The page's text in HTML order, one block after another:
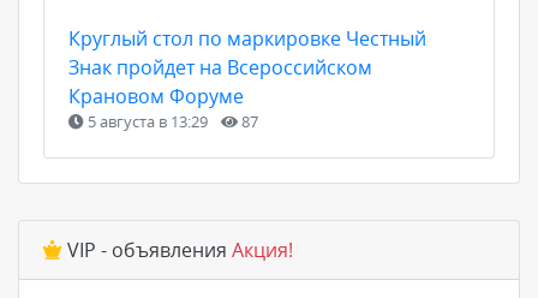
Круглый стол по маркировке Честный
Знак пройдет на Всероссийском
Крановом Форуме
5 августа в 13:29 87
VIP - объявления Акция!